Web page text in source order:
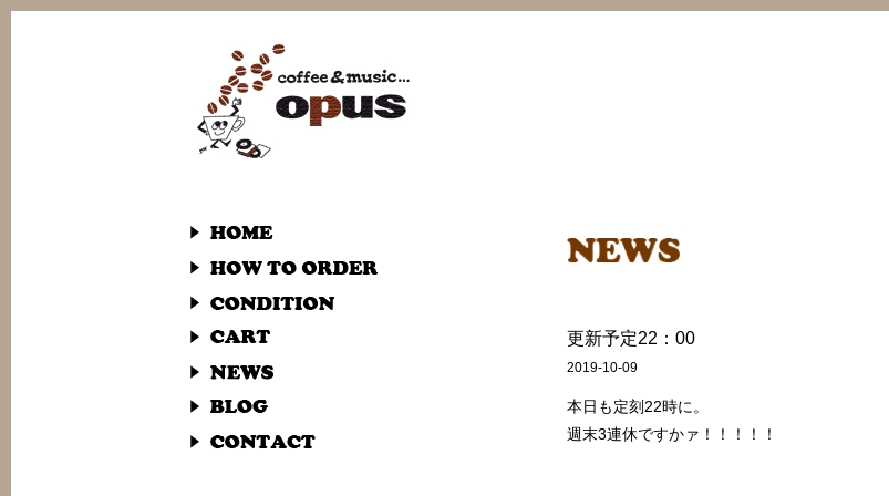
更新予定22：00
2019-10-09
本日も定刻22時に。
週末3連休ですかァ！！！！！